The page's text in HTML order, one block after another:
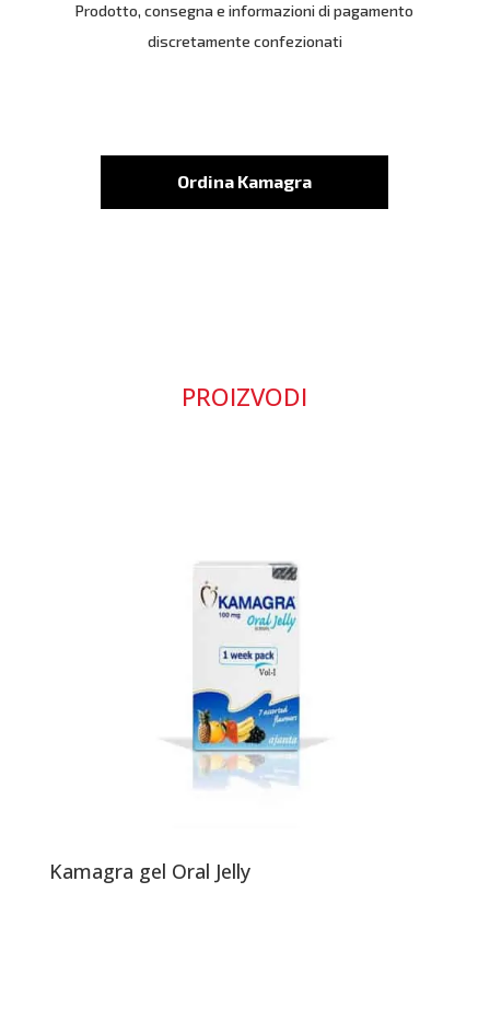
Prodotto, consegna e informazioni di pagamento
discretamente confezionati
Ordina Kamagra
PROIZVODI
Kamagra gel Oral Jelly